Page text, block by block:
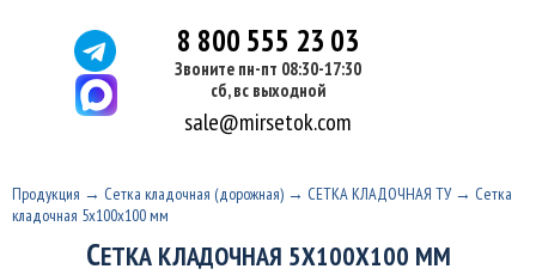
8 800 555 23 03
Звоните пн-пт 08:30-17:30
сб, вс выходной
sale@mirsetok.com
Продукция → Сетка кладочная (дорожная) → СЕТКА КЛАДОЧНАЯ ТУ → Сетка
кладочная 5х100х100 мм
СЕТКА КЛАДОЧНАЯ 5Х100Х100 ММ